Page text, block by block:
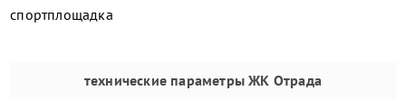
спортплощадка
технические параметры ЖК Отрада